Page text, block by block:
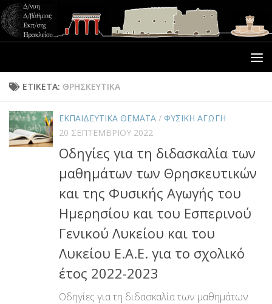
ΕΤΙΚΈΤΑ: ΘΡΗΣΚΕΥΤΙΚΑ
ΕΚΠΑΙΔΕΥΤΙΚΑ ΘΕΜΑΤΑ / ΦΥΣΙΚΗ ΑΓΩΓΗ
20 ΣΕΠΤΕΜΒΡΊΟΥ 2022
Οδηγίες για τη διδασκαλία των
μαθημάτων των Θρησκευτικών
και της Φυσικής Αγωγής του
Ημερησίου και του Εσπερινού
Γενικού Λυκείου και του
Λυκείου Ε.Α.Ε. για το σχολικό
έτος 2022-2023
Οδηγίες για τη διδασκαλία των μαθημάτων